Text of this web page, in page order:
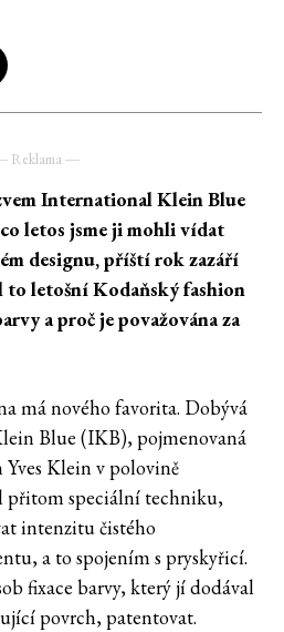
Reklama ―
International Klein Blue
letos jsme ji mohli vídat
designu, příští rok zazáří
to letošní Kodaňský fashion
a proč je považována za
má nového favorita. Dobývá
Blue (IKB), pojmenovaná
Klein v polovině
přitom speciální techniku,
intenzitu čistého
a to spojením s pryskyřicí.
fixace barvy, který jí dodával
povrch, patentovat.